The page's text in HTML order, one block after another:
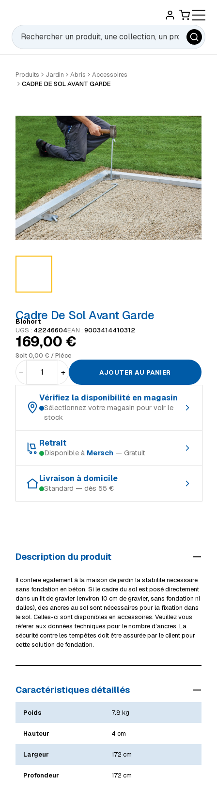
Rechercher
Produits Jardin Abris
Accessoires
CADRE DE SOL AVANT GARDE
Cadre De Sol Avant Garde
Biohort
UGS : 42246604EAN : 9003414410312
169,00 €
Soit0,00 € / Piéce
− + AJOUTER AU PANIER
Vérifiez la disponibilité en magasin
Sélectionnez votre magasin pour voir le
stock
Schifflange Rupture
Ingeldorf
Alzingen
Retrait
Disponible à Mersch — Gratuit
Schifflange Rupture
Livraison à domicile
Standard — dès 55 €
Livraison volumineux / camion 69 €
Détails livraison & retrait
Description du produit
Il confère également à la maison de jardin la stabilité nécessaire
sans fondation en béton. Si le cadre du sol est posé directement
dans un lit de gravier (environ 10 cm de gravier, sans fondation ni
dalles), des ancres au sol sont nécessaires pour la fixation dans
le sol. Celles-ci sont disponibles en accessoires. Veuillez vous
référer aux données techniques pour le nombre d’ancres. La
sécurité contre les tempêtes doit être assurée par le client pour
cette solution de fondation.
Caractéristiques détaillés
Poids 7.8 kg
Hauteur 4 cm
Largeur 172 cm
Profondeur 172 cm